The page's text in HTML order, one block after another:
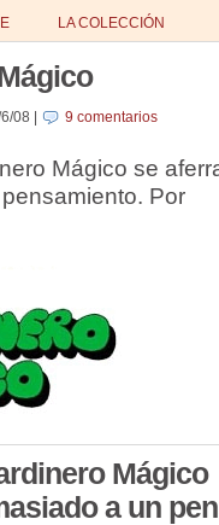
LA COLECCIÓN
08 9 comentarios
Mágico se
Por
Mágico
a un